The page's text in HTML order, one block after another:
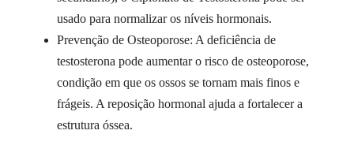
usado para normalizar os níveis hormonais.
Prevenção de Osteoporose: A deficiência de
testosterona pode aumentar o risco de osteoporose,
condição em que os ossos se tornam mais finos e
frágeis. A reposição hormonal ajuda a fortalecer a
estrutura óssea.